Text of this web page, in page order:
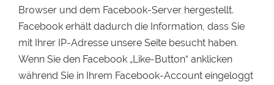
Browser und dem Facebook-Server hergestellt.
Facebook erhält dadurch die Information, dass Sie
mit Ihrer IP-Adresse unsere Seite besucht haben.
Wenn Sie den Facebook „Like-Button“ anklicken
während Sie in Ihrem Facebook-Account eingeloggt